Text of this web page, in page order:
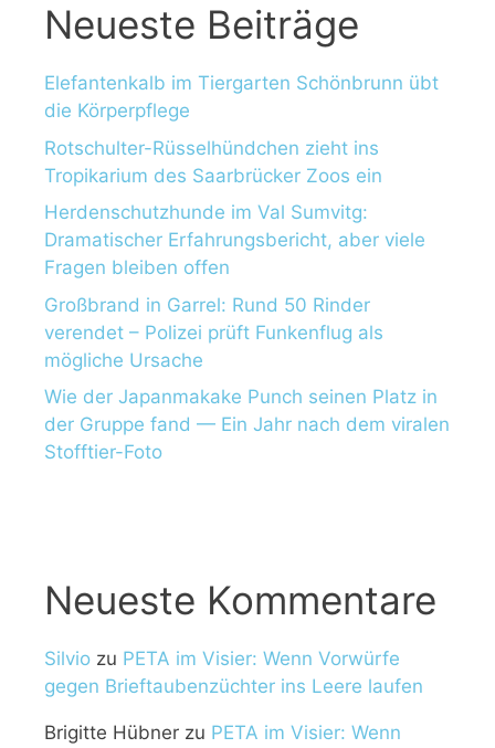
Neueste Beiträge
Elefantenkalb im Tiergarten Schönbrunn übt
die Körperpflege
Rotschulter-Rüsselhündchen zieht ins
Tropikarium des Saarbrücker Zoos ein
Herdenschutzhunde im Val Sumvitg:
Dramatischer Erfahrungsbericht, aber viele
Fragen bleiben offen
Großbrand in Garrel: Rund 50 Rinder
verendet – Polizei prüft Funkenflug als
mögliche Ursache
Wie der Japanmakake Punch seinen Platz in
der Gruppe fand — Ein Jahr nach dem viralen
Stofftier-Foto
Neueste Kommentare
Silvio zu PETA im Visier: Wenn Vorwürfe
gegen Brieftaubenzüchter ins Leere laufen
Brigitte Hübner zu PETA im Visier: Wenn